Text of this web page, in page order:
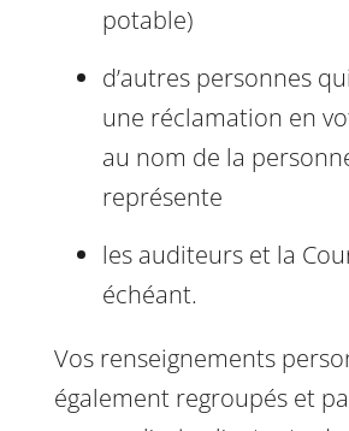
potable)
d’autres personnes
une réclamation en
au nom de la
représente
les auditeurs et la
échéant.
Vos renseignements
également regroupés et